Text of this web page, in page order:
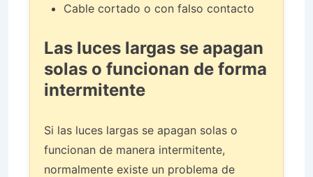
Cable cortado o con falso contacto
Las luces largas se apagan
solas o funcionan de forma
intermitente
Si las luces largas se apagan solas o
funcionan de manera intermitente,
normalmente existe un problema de